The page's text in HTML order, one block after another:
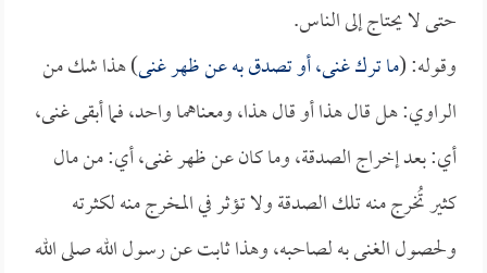
حتى لا يحتاج إلى الناس.
وقوله: (ما ترك غنى، أو تصدق به عن ظهر غنى) هذا شك من
الراوي: هل قال هذا أو قال هذا، ومعناهما واحد، فما أبقى غنى،
أي: بعد إخراج الصدقة، وما كان عن ظهر غنى، أي: من مال
كثير تُخرج منه تلك الصدقة ولا تؤثر في المخرج منه لكثرته
ولحصول الغنى به لصاحبه، وهذا ثابت عن رسول الله صلى الله